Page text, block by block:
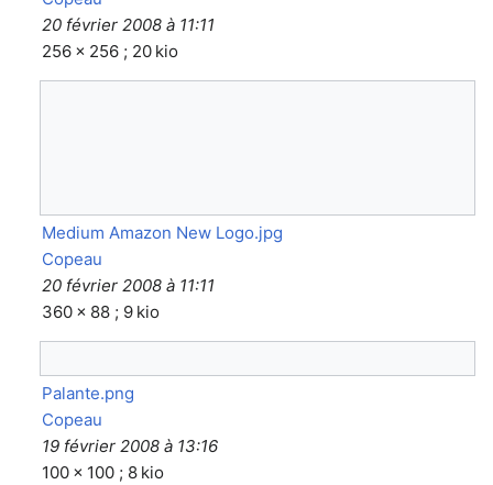
20 février 2008 à 11:11
256 × 256 ; 20 kio
Medium Amazon New Logo.jpg
Copeau
20 février 2008 à 11:11
360 × 88 ; 9 kio
Palante.png
Copeau
19 février 2008 à 13:16
100 × 100 ; 8 kio